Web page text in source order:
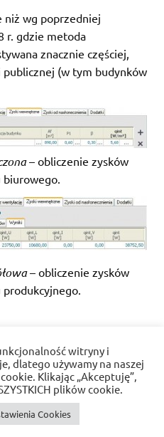
niż wg poprzedniej
r. gdzie metoda
znacznie częściej,
(w tym budynków
– obliczenie zysków
– obliczenie zysków
normy, metodologia
i pliki cookies
witryny i
dlatego używamy na naszej
Klikając „Akceptuję”,
plików cookie.
Cookies